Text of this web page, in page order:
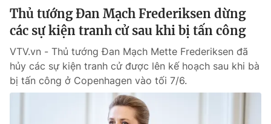
Góc doanh nghiệp
Truyền hình
Phim VTV
Hậu trường
Nhân vật
Giải trí
Điện ảnh
Đời sống
Thủ tướng Đan Mạch Frederiksen dừng
các sự kiện tranh cử sau khi bị tấn công
VTV.vn - Thủ tướng Đan Mạch Mette Frederiksen đã
hủy các sự kiện tranh cử được lên kế hoạch sau khi bà
bị tấn công ở Copenhagen vào tối 7/6.